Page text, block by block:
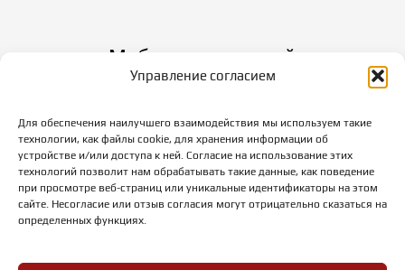
Управление согласием
Для обеспечения наилучшего взаимодействия мы используем такие
технологии, как файлы cookie, для хранения информации об
устройстве и/или доступа к ней. Согласие на использование этих
технологий позволит нам обрабатывать такие данные, как поведение
при просмотре веб-страниц или уникальные идентификаторы на этом
сайте. Несогласие или отзыв согласия могут отрицательно сказаться на
определенных функциях.
Мебель для ванной